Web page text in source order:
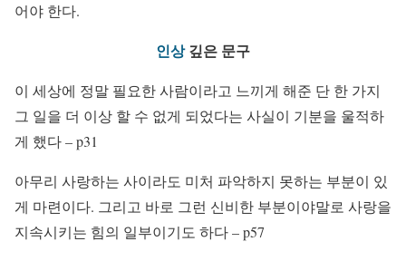
어야 한다.
인상 깊은 문구
이 세상에 정말 필요한 사람이라고 느끼게 해준 단 한 가지
그 일을 더 이상 할 수 없게 되었다는 사실이 기분을 울적하
게 했다 – p31
아무리 사랑하는 사이라도 미처 파악하지 못하는 부분이 있
게 마련이다. 그리고 바로 그런 신비한 부분이야말로 사랑을
지속시키는 힘의 일부이기도 하다 – p57